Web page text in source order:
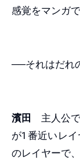
感覚をマンガ
──それはだれ
濱田
主人公で
が1番近いレ
のレイヤーで